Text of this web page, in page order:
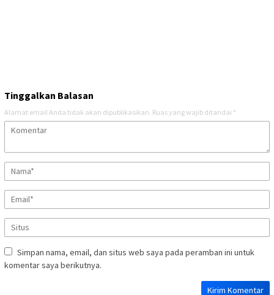
Tinggalkan Balasan
Alamat email Anda tidak akan dipublikasikan. Ruas yang wajib ditandai *
Simpan nama, email, dan situs web saya pada peramban ini untuk
komentar saya berikutnya.